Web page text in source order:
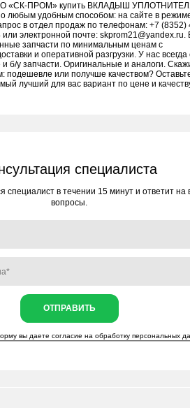
«СК-ПРОМ» купить ВКЛАДЫШ
любым удобным способом: на сайте в
в отдел продаж по телефонам: +7 (8352)
или электронной почте: skprom21@yandex.ru.
запчасти по минимальным ценам с
и оперативной разгрузки. У нас всегда
б/у запчасти. Оригинальные и аналоги.
подешевле или получше качеством?
лучший для вас вариант по цене и
специалиста
специалист в течении 15 минут и ответит на
вопросы.
ОТПРАВИТЬ
вы даете согласие наобработку персональных